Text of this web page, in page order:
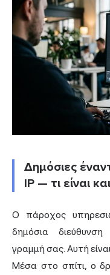
Δημόσιες
IP — τι είναι
Ο πάροχος
δημόσια
γραμμή σας. Αυτή
Μέσα στο σπίτι, ο